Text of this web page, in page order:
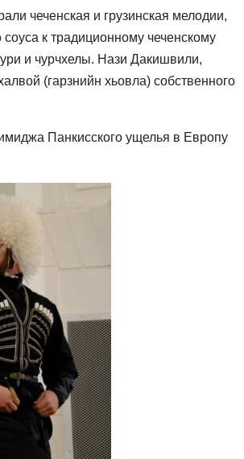
чеченская и грузинская мелодии,
к традиционному чеченскому
и чурчхелы. Нази Дакишвили,
(гарзнийн хьовла) собственного
Панкисского ущелья в Европу